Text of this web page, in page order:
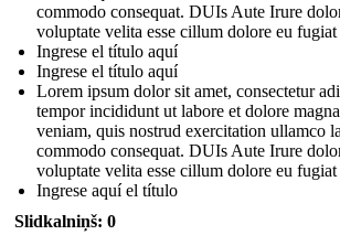
commodo consequat. DUIs Aute Irure
voluptate velita esse cillum dolore eu
Ingrese el título aquí
Ingrese el título aquí
Lorem ipsum dolor sit amet, consectetur
tempor incididunt ut labore et dolore
veniam, quis nostrud exercitation ullamco
commodo consequat. DUIs Aute Irure
voluptate velita esse cillum dolore eu
Ingrese aquí el título
Slidkalniņš: 0